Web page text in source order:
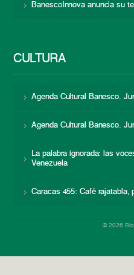
BanescoInnova anuncia su
CULTURA
Agenda Cultural Banesco.
Agenda Cultural Banesco.
La palabra ignorada: las
Venezuela
Caracas 455: Café rajatabla,
© 2026